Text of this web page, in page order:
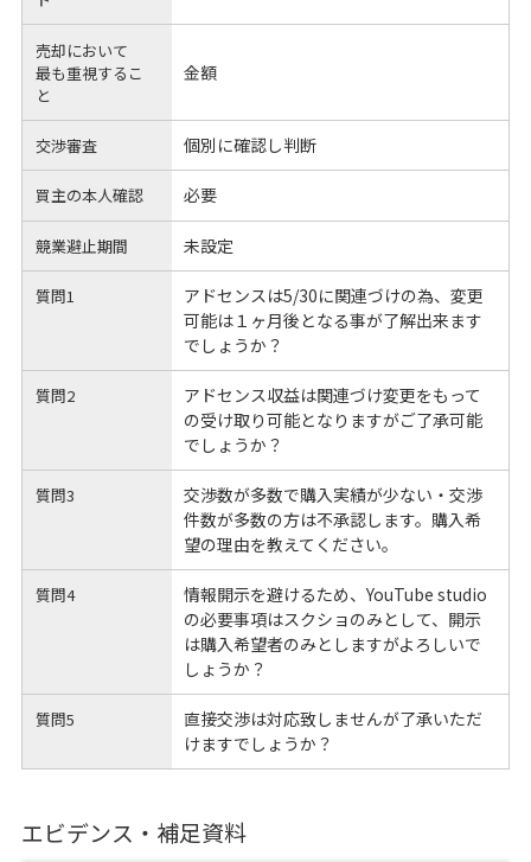
売却において
最も重視するこ
と
金額
交渉審査 個別に確認し判断
買主の本人確認 必要
競業避止期間 未設定
質問1
アドセンスは5/30に関連づけの為、変更
可能は１ヶ月後となる事が了解出来ます
でしょうか？
質問2
アドセンス収益は関連づけ変更をもって
の受け取り可能となりますがご了承可能
でしょうか？
質問3
交渉数が多数で購入実績が少ない・交渉
件数が多数の方は不承認します。購入希
望の理由を教えてください。
質問4
情報開示を避けるため、YouTube studio
の必要事項はスクショのみとして、開示
は購入希望者のみとしますがよろしいで
しょうか？
質問5
直接交渉は対応致しませんが了承いただ
けますでしょうか？
エビデンス・補足資料